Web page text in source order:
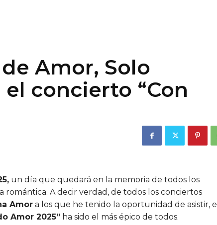
Amor, Solo
concierto “Con
un día que quedará en la memoria de todos los
romántica. A decir verdad, de todos los conciertos
Amora los que he tenido la oportunidad de asistir, el
Amor 2025”ha sido el más épico de todos.